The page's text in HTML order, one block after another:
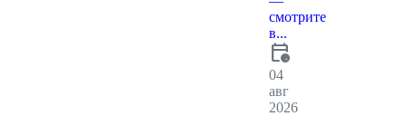
смотрите
в...
calendar_clock
04
авг
2026